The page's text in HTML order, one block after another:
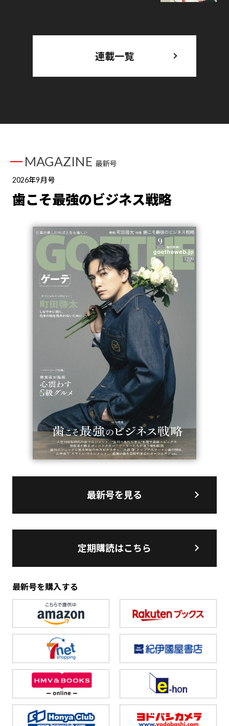
連載一覧
MAGAZINE 最新号
2026年9月号
歯こそ最強のビジネス戦略
最新号を見る
定期購読はこちら
最新号を購入する